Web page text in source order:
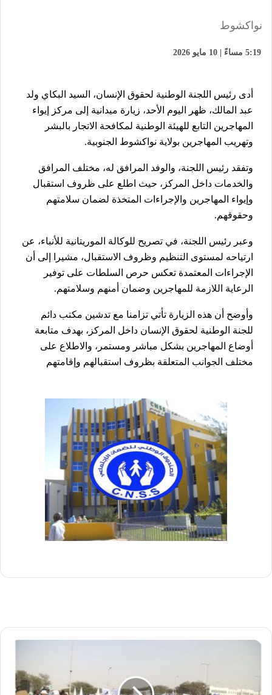
نواكشوط
5:19 مساءً | 10 مايو 2026
أدى رئيس اللجنة الوطنية لحقوق الإنسان، السيد البكاي ولد
عبد المالك، ظهر اليوم الأحد، زيارة ميدانية إلى مركز إيواء
المهاجرين التابع للهيئة الوطنية لمكافحة الاتجار بالبشر
وتهريب المهاجرين بولاية نواكشوط الجنوبية.
وتفقد رئيس اللجنة، والوفد المرافق له، مختلف المرافق
والخدمات داخل المركز، حيث اطلع على ظروف استقبال
وإيواء المهاجرين والإجراءات المتخذة لضمان سلامتهم
وحقوقهم.
وعبر رئيس اللجنة، في تصريح للوكالة الموريتانية للأنباء، عن
ارتياحه لمستوى التنظيم وظروف الاستقبال، مشيرا إلى أن
الإجراءات المعتمدة تعكس حرص السلطات على توفير
الرعاية اللازمة للمهاجرين وضمان أمنهم وسلامتهم.
وأوضح أن هذه الزيارة تأتي تزامنا مع تدشين مكتب دائم
للجنة الوطنية لحقوق الإنسان داخل المركز، بهدف متابعة
أوضاع المهاجرين بشكل مباشر ومستمر، والاطلاع على
مختلف الجوانب المتعلقة بظروف استقبالهم وإقامتهم